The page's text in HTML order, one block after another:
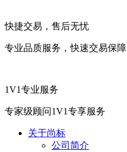
快捷交易，售后无忧
专业品质服务，快速交易保障
1V1专业服务
专家级顾问1V1专享服务
关于尚标
公司简介